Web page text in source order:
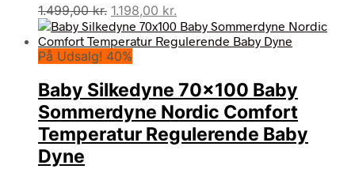
1.499,00kr. Den
oprindelige
pris
var:
1.198,00 kr.
aktuelle
pris
På Udsalg! 40%
Baby Silkedyne 70×100 Baby
Sommerdyne Nordic Comfort
Temperatur Regulerende Baby
Dyne